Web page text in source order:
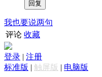
我也要说两句
评论 收藏
登录 | 注册
标准版 | 触屏版 | 电脑版